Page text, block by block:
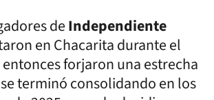
deIndependiente
en Chacarita durante el
entonces forjaron una estrecha
terminó consolidando en los